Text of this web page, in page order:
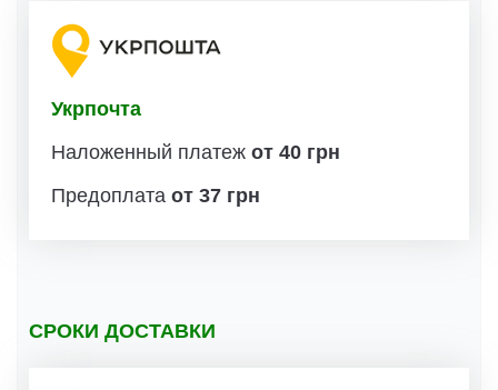
Укрпочта
Наложенный платеж от 40 грн
Предоплата от 37 грн
СРОКИ ДОСТАВКИ